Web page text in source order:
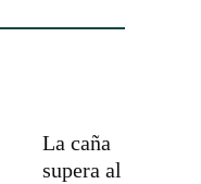
La caña
supera al